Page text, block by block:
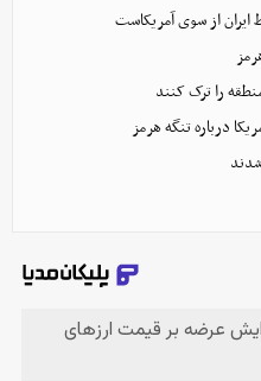
ایران از سوی آمریکاست
را ترک کنند
درباره تنگه هرمز